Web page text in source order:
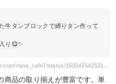
牛タンブロックで縛りタン作って
り😋✨
商品の取り揃えが豊富です。単